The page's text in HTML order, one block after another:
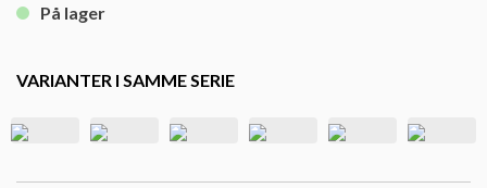
På lager
VARIANTER I SAMME SERIE